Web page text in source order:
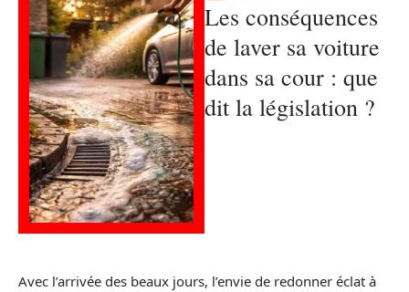
Les conséquences
de laver sa voiture
dans sa cour : que
dit la législation ?
Avec l’arrivée des beaux jours, l’envie de redonner éclat à